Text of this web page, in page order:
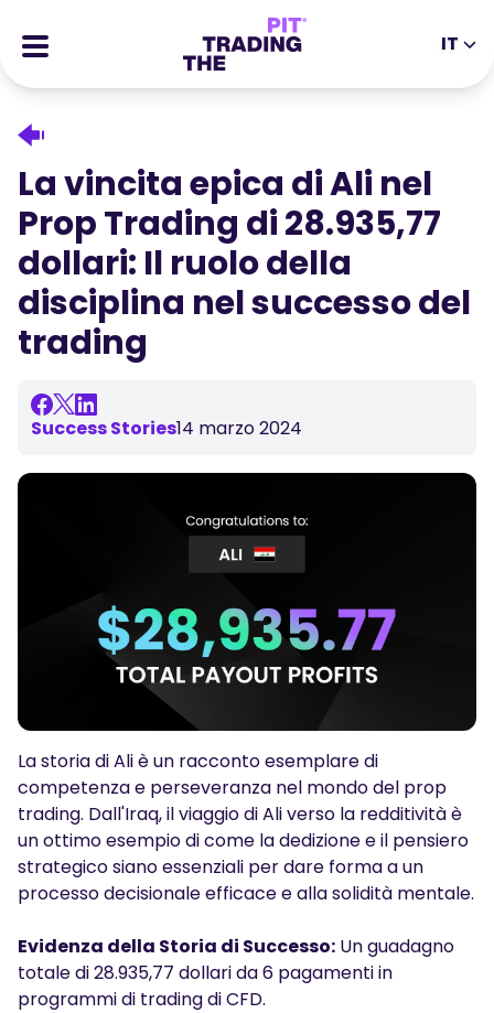
Stocks
Storie di Successo
Ricompense
Strumenti
STRUMENTI EDUCATIVI
Ebook
Webinar
STRUMENTI PER IL TRADING
Calendario Economico
Orari del mercato nei festivi
Centro Assistenza
Portale Affiliati
Iscriviti
IT
DE
ES
IT
JA
TR
PT
VI
La vincita epica di Ali nel
Prop Trading di 28.935,77
dollari: Il ruolo della
disciplina nel successo del
trading
Success Stories14 marzo 2024
La storia di Ali è un racconto esemplare di
competenza e perseveranza nel mondo del prop
trading. Dall'Iraq, il viaggio di Ali verso la redditività è
un ottimo esempio di come la dedizione e il pensiero
strategico siano essenziali per dare forma a un
processo decisionale efficace e alla solidità mentale.
Evidenza della Storia di Successo: Un guadagno
totale di 28.935,77 dollari da 6 pagamenti in
programmi di trading di CFD.